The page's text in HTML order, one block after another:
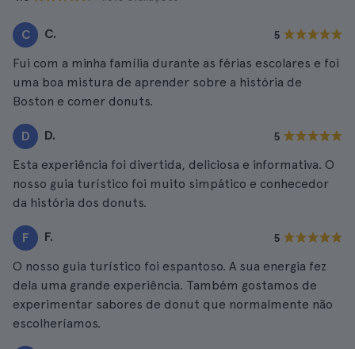
C C. 5
Fui com a minha família durante as férias escolares e foi
uma boa mistura de aprender sobre a história de
Boston e comer donuts.
D D. 5
Esta experiência foi divertida, deliciosa e informativa. O
nosso guia turístico foi muito simpático e conhecedor
da história dos donuts.
F F. 5
O nosso guia turístico foi espantoso. A sua energia fez
dela uma grande experiência. Também gostamos de
experimentar sabores de donut que normalmente não
escolheríamos.